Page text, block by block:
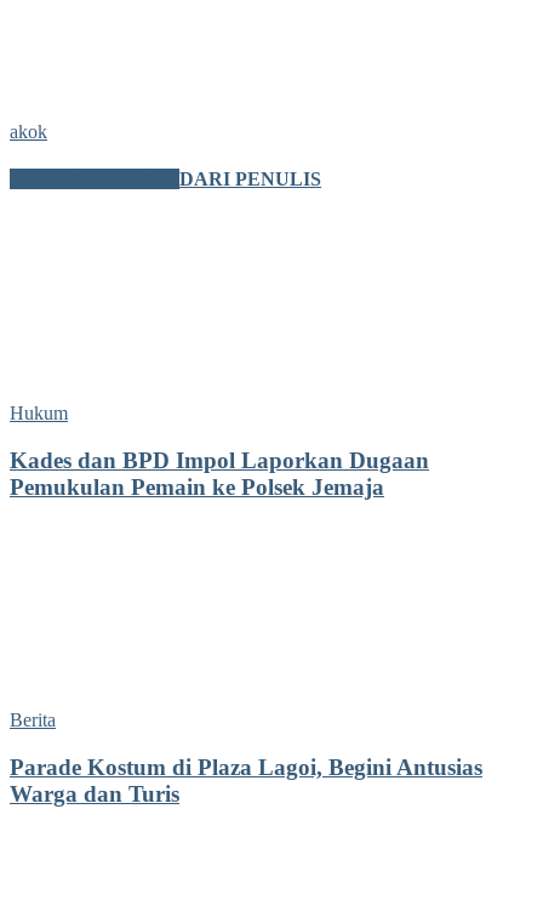
akok
DARI PENULIS
Hukum
Kades dan BPD Impol Laporkan Dugaan
Pemukulan Pemain ke Polsek Jemaja
Berita
Parade Kostum di Plaza Lagoi, Begini Antusias
Warga dan Turis